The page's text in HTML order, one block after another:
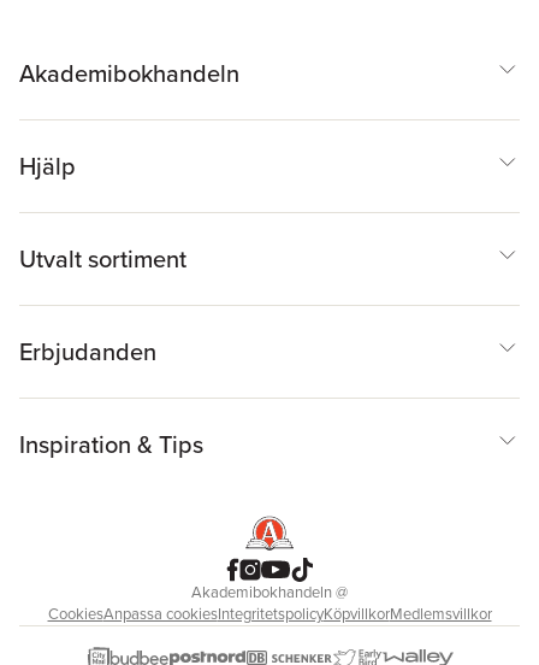
Akademibokhandeln
Hjälp
Utvalt sortiment
Erbjudanden
Inspiration & Tips
Akademibokhandeln@
CookiesAnpassa cookiesIntegritetspolicyKöpvillkorMedlemsvillkor